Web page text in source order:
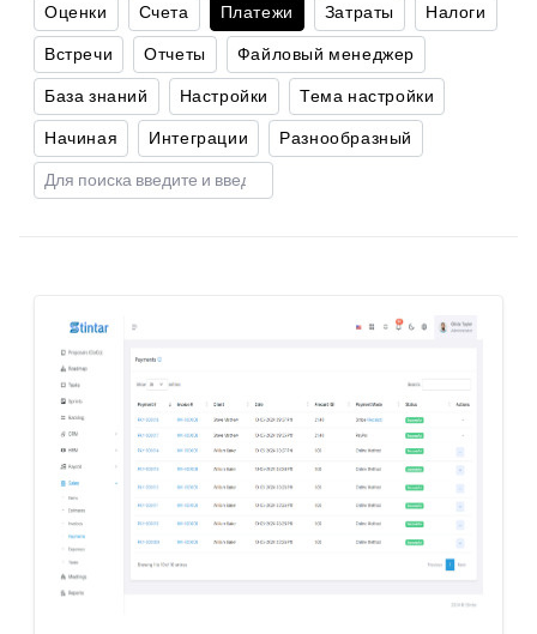
Оценки
Счета Платежи Затраты
Налоги
Встречи
Отчеты
Файловый менеджер
База знаний
Настройки
Тема настройки
Начиная
Интеграции Разнообразный